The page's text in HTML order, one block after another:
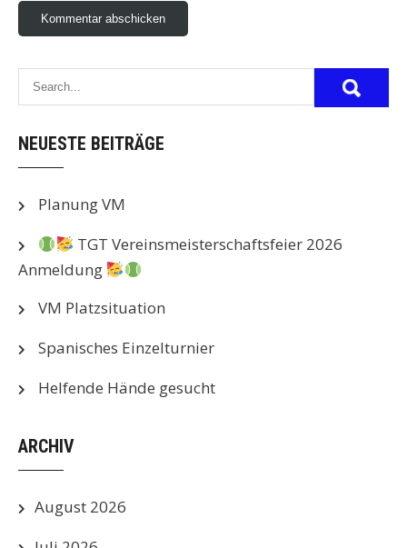
NEUESTE BEITRÄGE
Planung VM
TGT Vereinsmeisterschaftsfeier 2026
Anmeldung
VM Platzsituation
Spanisches Einzelturnier
Helfende Hände gesucht
ARCHIV
August 2026